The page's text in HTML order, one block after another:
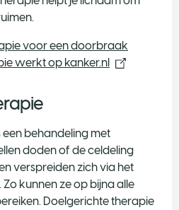
voor een doorbraak
werkt op kanker.nl
behandeling met
doden of de celdeling
verspreiden zich via het
kunnen ze op bijna alle
Doelgerichte therapie